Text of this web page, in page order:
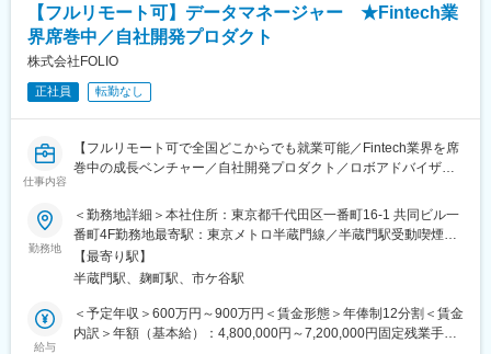
用・相続・事業承継を含めた高度なコンサルティングを実施。
・SBI証券の顧客基盤を活用し、新規開拓に依存しない高付加価値
営業が可能です。
■当社について
提供する企業です。SBI新生銀行や地方銀行との連携による独自の
ビジネスモデルを強みに、富裕層や経営者に対して本質的な提案
営業」を志向できる環境が特徴です。
変更の範囲：会社の定める業務
（2） 地方銀行との共同店舗
・地方銀行から紹介される富裕層・経営者に対し、資産運用コン
サルティングを実施。
・新規開拓は原則不要で、トスアップ中心の営業スタイルとなり
ます。銀行との関係構築（勉強会・情報連携）も重要な役割で
（3） SBI新生銀行との共同店舗（SBI新生ウェルスマネジメン
ト）
実施。
・1日3～5件程度の商談機会があり、安定的なリード供給を背景
に提案力を磨ける環境です。
（4） FA部（来店型営業）
・セミナーやWEB予約経由で来店された顧客に対する資産運用コ
ンサルティングを担当。
【フルリモート可】データマネージャー ★Fintech業
界席巻中／自社開発プロダクト
株式会社FOLIO
正社員 転勤なし
仕事内容
【フルリモート可で全国どこからでも就業可能／Fintech業界を席
巻中の成長ベンチャー／自社開発プロダクト／ロボアドバイザー
■業務概要：
2015年創業のオンライン証券会社で、toC/toB向け資産運用サービ
ス事業を軸に急成長中の当社。弊社ビジネスの拡大に伴い、各事
業を一層スケールするために、データ関連の利活用を主導するメ
ンバーを募集します。
■業務詳細：【変更の範囲：会社の定める業務】
勤務地
＜勤務地詳細＞本社住所：東京都千代田区一番町16-1 共同ビル一
番町4F勤務地最寄駅：東京メトロ半蔵門線／半蔵門駅受動喫煙対
策：屋内全面禁煙
【最寄り駅】
半蔵門駅、麹町駅、市ケ谷駅
給与
＜予定年収＞600万円～900万円＜賃金形態＞年俸制12分割＜賃金
内訳＞年額（基本給）：4,800,000円～7,200,000円固定残業手当/